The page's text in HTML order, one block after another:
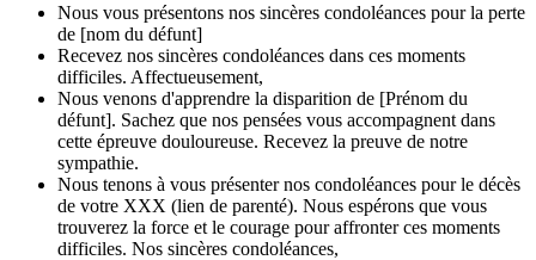
Nous vous présentons nos sincères condoléances pour la perte
de [nom du défunt]
Recevez nos sincères condoléances dans ces moments
difficiles. Affectueusement,
Nous venons d'apprendre la disparition de [Prénom du
défunt]. Sachez que nos pensées vous accompagnent dans
cette épreuve douloureuse. Recevez la preuve de notre
sympathie.
Nous tenons à vous présenter nos condoléances pour le décès
de votre XXX (lien de parenté). Nous espérons que vous
trouverez la force et le courage pour affronter ces moments
difficiles. Nos sincères condoléances,